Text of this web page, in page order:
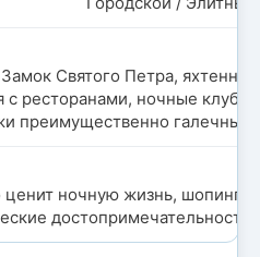
Святого Петра, яхтенная
ресторанами, ночные клубы.
преимущественно галечные.
ночную жизнь, шопинг и
достопримечательности.